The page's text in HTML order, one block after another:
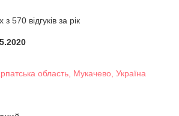
570 відгуків за рік
область, Мукачево, Україна